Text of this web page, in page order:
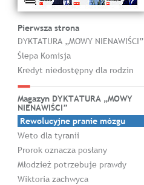
Pierwsza strona
DYKTATURA „MOWY NIENAWIŚCI”
Ślepa Komisja
Kredyt niedostępny dla rodzin
Magazyn DYKTATURA „MOWY
NIENAWIŚCI”
Rewolucyjne pranie mózgu
Weto dla tyranii
Prorok oznacza posłany
Młodzież potrzebuje prawdy
Wiktoria zachwyca